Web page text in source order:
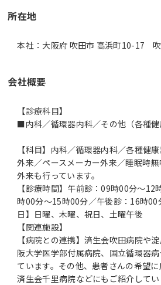
所在地
本社：大阪府 吹田市 高浜町10-17
会社概要
【診療科目】
■内科／循環器内科／その他（各種健
【科目】内科／循環器内科／各種健
外来／ペースメーカー外来／睡眠時
外来も行っています。
【診療時間】午前診：09時00分～12
時00分～15時00分／午後診：16時
日】日曜、木曜、祝日、土曜午後
【関連施設】
【病院との連携】済生会吹田病院や
阪大学医学部付属病院、国立循環器
ています。その他、患者さんの希望
済生会千里病院などにもご紹介してい